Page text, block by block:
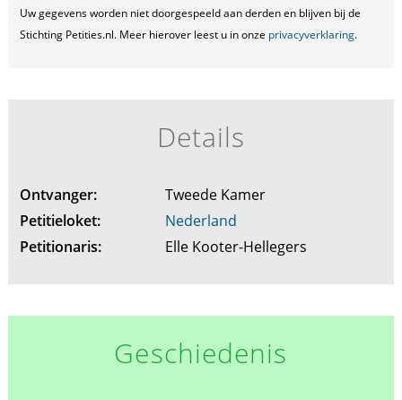
Uw gegevens worden niet doorgespeeld aan derden en blijven bij de
Stichting Petities.nl. Meer hierover leest u in onze privacyverklaring.
Details
Ontvanger:
Tweede Kamer
Petitieloket:
Nederland
Petitionaris:
Elle Kooter-Hellegers
Geschiedenis